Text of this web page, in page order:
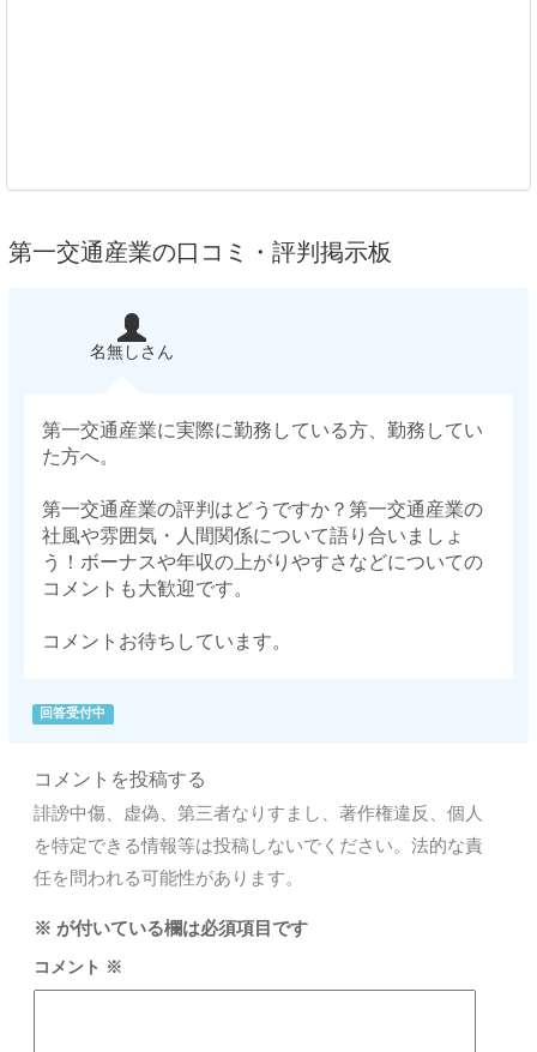
第一交通産業の口コミ・評判掲示板
名無しさん
第一交通産業に実際に勤務している方、勤務してい
た方へ。
第一交通産業の評判はどうですか？第一交通産業の
社風や雰囲気・人間関係について語り合いましょ
う！ボーナスや年収の上がりやすさなどについての
コメントも大歓迎です。
コメントお待ちしています。
回答受付中
コメントを投稿する
誹謗中傷、虚偽、第三者なりすまし、著作権違反、個人
を特定できる情報等は投稿しないでください。法的な責
任を問われる可能性があります。
※ が付いている欄は必須項目です
コメント ※